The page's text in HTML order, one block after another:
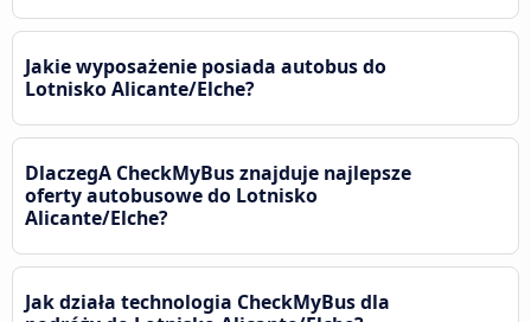
Jakie wyposażenie posiada autobus do
Lotnisko Alicante/Elche?
DlaczegA CheckMyBus znajduje najlepsze
oferty autobusowe do Lotnisko
Alicante/Elche?
Jak działa technologia CheckMyBus dla